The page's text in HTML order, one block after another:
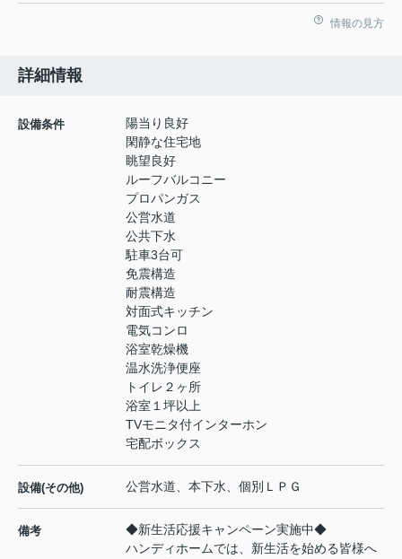
情報の見方
詳細情報
設備条件
陽当り良好
閑静な住宅地
眺望良好
ルーフバルコニー
プロパンガス
公営水道
公共下水
駐車3台可
免震構造
耐震構造
対面式キッチン
電気コンロ
浴室乾燥機
温水洗浄便座
トイレ２ヶ所
浴室１坪以上
TVモニタ付インターホン
宅配ボックス
設備(その他) 公営水道、本下水、個別ＬＰＧ
備考
◆新生活応援キャンペーン実施中◆
ハンディホームでは、新生活を始める皆様へ